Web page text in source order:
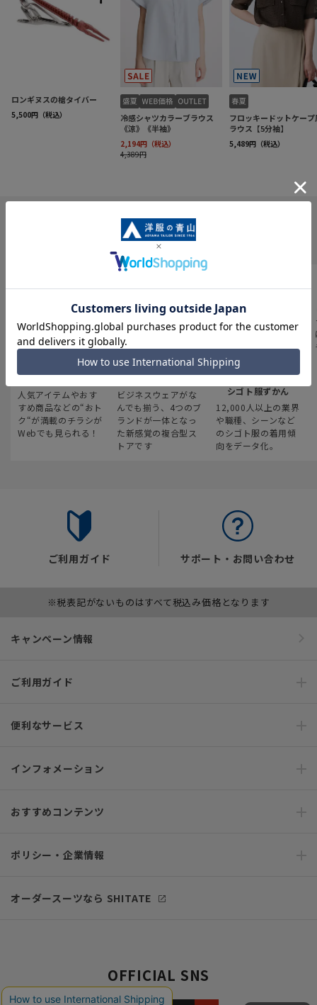
INFORMATION
最新のお買い得情報
人気アイテムやおす
すめ商品などの“おト
ク“が満載のチラシが
Webでも見られる！
スーツスクエア
ビジネスウェアがな
んでも揃う、4つのブ
ランドが一体となっ
た新感覚の複合型ス
トアです
みんなの
シゴト服ずかん
12,000人以上の業界
や職種、シーンなど
のシゴト服の着用傾
向をデータ化。
ご利用ガイド サポート・お問い合わせ
※税表記がないものはすべて税込み価格となります
キャンペーン情報
ご利用ガイド
便利なサービス
インフォメーション
おすすめコンテンツ
ポリシー・企業情報
オーダースーツなら SHITATE
OFFICIAL SNS